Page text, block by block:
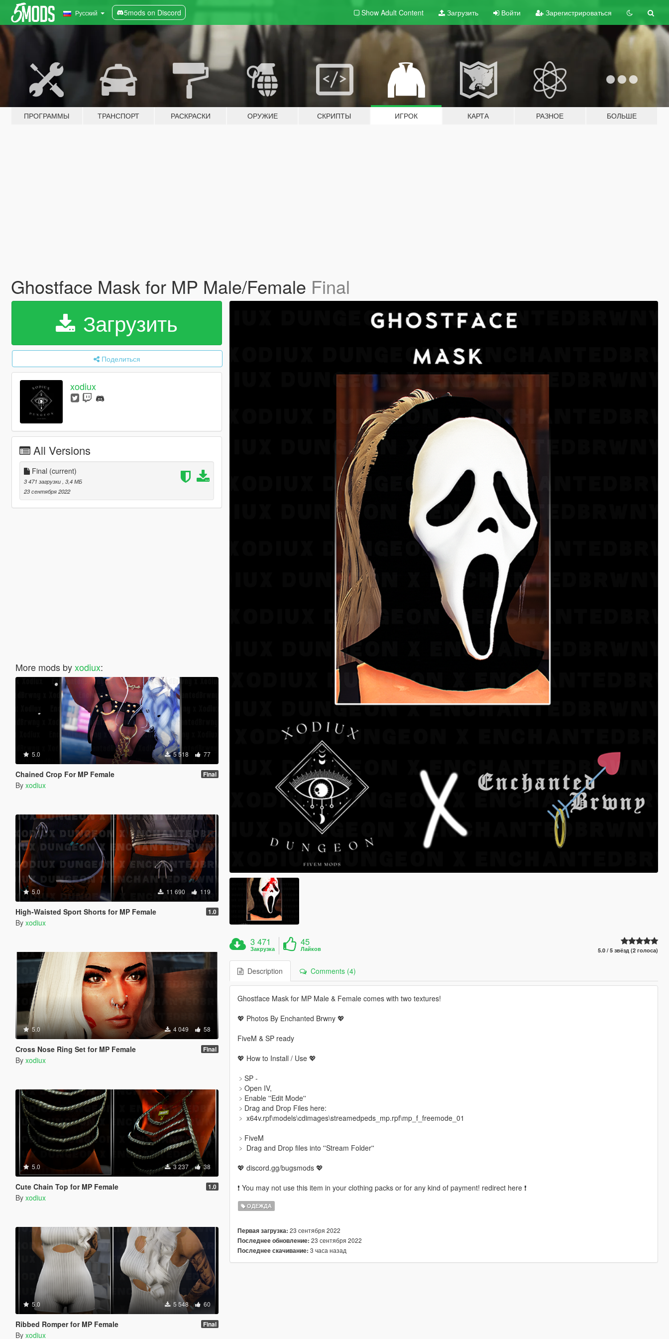
Русский 5mods on Discord Show Adult Content Загрузить Войти Зарегистрироваться
ПРОГРАММЫ ТРАНСПОРТ РАСКРАСКИ ОРУЖИЕ СКРИПТЫ ИГРОК КАРТА РАЗНОЕ БОЛЬШЕ
Ghostface Mask for MP Male/Female Final
Загрузить
Поделиться
xodiux
All Versions
Final (current)
3 471 загрузки , 3,4 МБ
23 сентября 2022
More mods byxodiux:
5.0 5 518 77
Chained Crop For MP Female Final
By xodiux
5.0 11 690 119
High-Waisted Sport Shorts for MP Female 1.0
By xodiux
5.0 4 049 58
Cross Nose Ring Set for MP Female Final
By xodiux
5.0 3 237 38
Cute Chain Top for MP Female 1.0
By xodiux
5.0 5 548 60
Ribbed Romper for MP Female Final
By xodiux
3 471
Закрузка
45
Лайков 5.0 / 5 звёзд (2 голоса)
Description Comments (4)
Ghostface Mask for MP Male & Female comes with two textures!
💖 Photos By Enchanted Brwny 💖
FiveM & SP ready
💖 How to Install / Use 💖
﹥SP -
﹥Open IV,
﹥Enable ''Edit Mode''
﹥Drag and Drop Files here:
﹥ x64v.rpf\models\cdimages\streamedpeds_mp.rpf\mp_f_freemode_01
﹥FiveM
﹥ Drag and Drop files into ''Stream Folder''
💖 discord.gg/bugsmods 💖
❗ You may not use this item in your clothing packs or for any kind of payment! redirect here ❗
ОДЕЖДА
Первая загрузка: 23 сентября 2022
Последнее обновление: 23 сентября 2022
Последнее скачивание: 3 часа назад